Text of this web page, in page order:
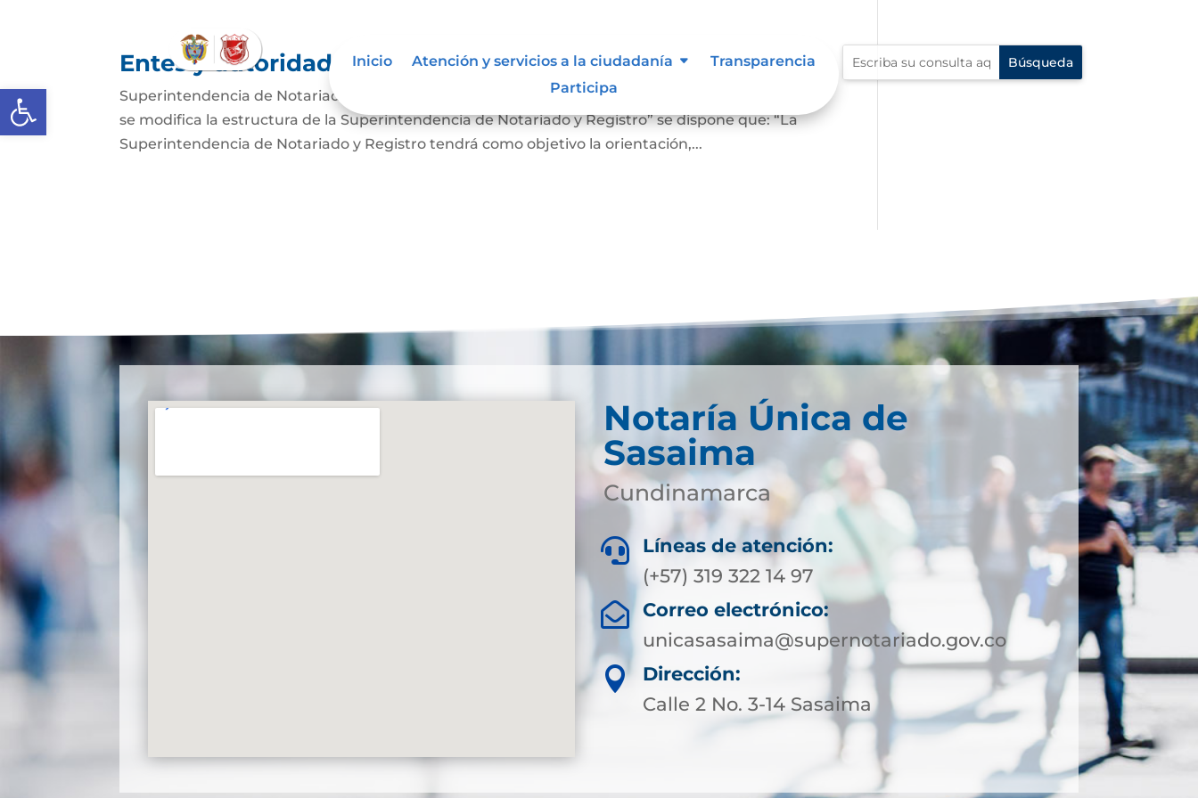
Abrir barra de herramientas
Inicio Atención y servicios a la ciudadanía
Transparencia
Participa
Entes y autoridades que lo vigilan
Superintendencia de Notariado y Registro En el Artículo 4 del Decreto 2723 de 2014, “Por el cual
se modifica la estructura de la Superintendencia de Notariado y Registro” se dispone que: “La
Superintendencia de Notariado y Registro tendrá como objetivo la orientación,...
Notaría Única de
Sasaima
Cundinamarca

Líneas de atención:
(+57) 319 322 14 97

Correo electrónico:
unicasasaima@supernotariado.gov.co

Dirección:
Calle 2 No. 3-14 Sasaima